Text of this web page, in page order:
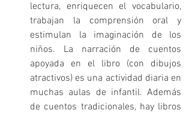
lectura, enriquecen el vocabulario,
trabajan la comprensión oral y
estimulan la imaginación de los
niños. La narración de cuentos
apoyada en el libro (con dibujos
atractivos) es una actividad diaria en
muchas aulas de infantil. Además
de cuentos tradicionales, hay libros